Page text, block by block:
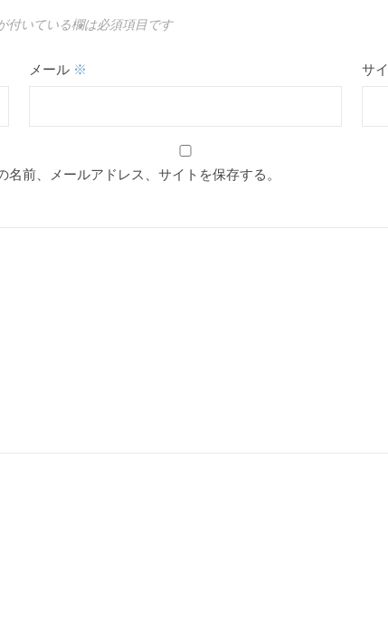
付いている欄は必須項目です
メール ※ サ
前、メールアドレス、サイトを保存する。